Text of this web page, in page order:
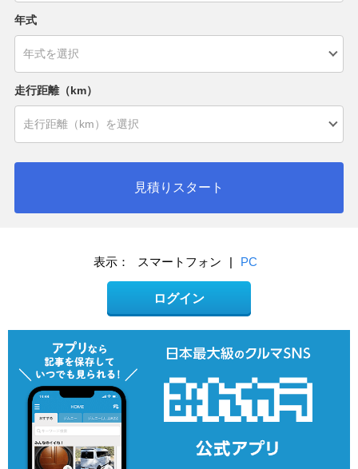
年式
走行距離（km）
見積りスタート
表示： スマートフォン | PC
ログイン